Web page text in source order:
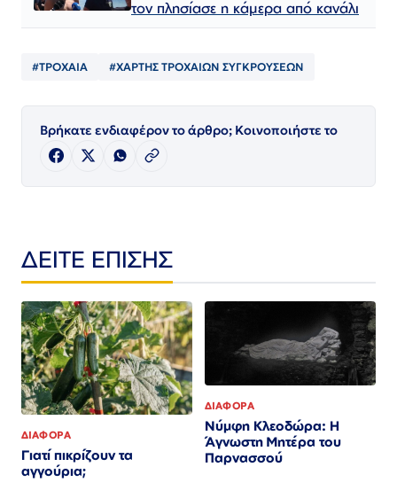
τον πλησίασε η κάμερα από κανάλι
#ΤΡΟΧΑΙΑ #ΧΑΡΤΗΣ ΤΡΟΧΑΙΩΝ ΣΥΓΚΡΟΥΣΕΩΝ
Βρήκατε ενδιαφέρον το άρθρο; Κοινοποιήστε το
ΔΕΙΤΕ ΕΠΙΣΗΣ
ΔΙΑΦΟΡΑ
Γιατί πικρίζουν τα
αγγούρια;
ΔΙΑΦΟΡΑ
Νύμφη Κλεοδώρα: Η
Άγνωστη Μητέρα του
Παρνασσού